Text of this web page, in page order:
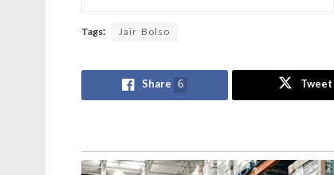
Tags: Jair Bolso
Share 6 Tweet